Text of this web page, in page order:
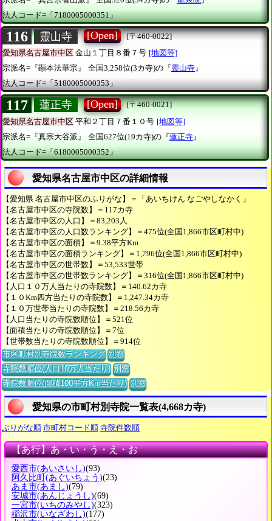
法人コード=「7180005000351」
116 靈山寺 [Open]
[〒460-0022]
愛知県名古屋市中区 金山１丁目８番７号 [地図等]
宗派名=『顕本法華宗』
全国3,258位(3カ寺)の『靈山寺』
法人コード=「5180005000353」
117 蓮正寺 [Open]
[〒460-0021]
愛知県名古屋市中区 平和２丁目７番１０号 [地図等]
宗派名=『真宗大谷派』
全国627位(19カ寺)の『蓮正寺 』
法人コード=「6180005000352」
愛知県名古屋市中区の詳細情報
【愛知県 名古屋市中区のふりがな】＝「あいちけん なごやしなかく」
【名古屋市中区の寺院数】＝117カ寺
【名古屋市中区の人口】＝83,203人
【名古屋市中区の人口数ランキング】＝475位(全国1,866市区町村中)
【名古屋市中区の面積】＝9.38平方Km
【名古屋市中区の面積ランキング】＝1,796位(全国1,866市区町村中)
【名古屋市中区の世帯数】＝53,533世帯
【名古屋市中区の世帯数ランキング】＝316位(全国1,866市区町村中)
【人口１０万人当たりの寺院数】＝140.62カ寺
【１０Km四方当たりの寺院数】＝1,247.34カ寺
【１０万世帯当たりの寺院数】＝218.56カ寺
【人口当たりの寺院数順位】＝521位
【面積当たりの寺院数順位】＝7位
【世帯数当たりの寺院数順位】＝914位
市区町村別寺院数ランキング 別窓
寺院数順位(人口10万人当たり) 別窓
寺院数順位(面積100平方Km当たり) 別窓
愛知県の市町村別寺院一覧表(4,668カ寺)
ぶりがな順 市町村コード順 寺院件数順
【あ行】あ・い・う・え・お
愛西市(あいさいし)(93)
阿久比町 (あぐいちょう)(23)
あま市(あまし)(79)
安城市(あんじょうし)(69)
一宮市(いちのみやし)(323)
稲沢市(いなざわし)(177)